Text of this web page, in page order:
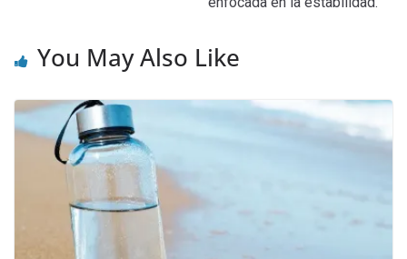
You May Also Like